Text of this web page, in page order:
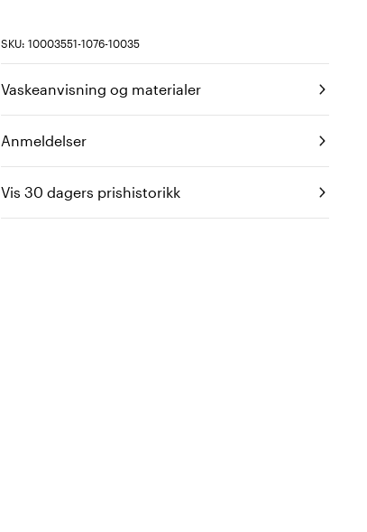
SKU: 10003551-1076-10035
Vaskeanvisning og materialer
Anmeldelser
Vis 30 dagers prishistorikk